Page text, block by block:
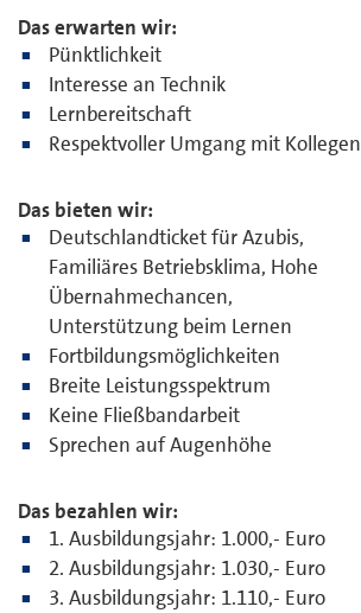
Das erwarten wir:
Pünktlichkeit
Interesse an Technik
Lernbereitschaft
Respektvoller Umgang mit Kollegen
Das bieten wir:
Deutschlandticket für Azubis,
Familiäres Betriebsklima, Hohe
Übernahmechancen,
Unterstützung beim Lernen
Fortbildungsmöglichkeiten
Breite Leistungsspektrum
Keine Fließbandarbeit
Sprechen auf Augenhöhe
Das bezahlen wir:
1. Ausbildungsjahr: 1.000,- Euro
2. Ausbildungsjahr: 1.030,- Euro
3. Ausbildungsjahr: 1.110,- Euro